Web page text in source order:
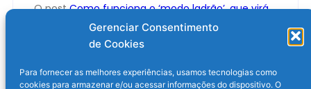
Gerenciar Consentimento
de Cookies
Para fornecer as melhores experiências, usamos tecnologias como
cookies para armazenar e/ou acessar informações do dispositivo. O
O postComo funciona o ‘modo ladrão’, que virá
de fábrica em novos celulares Android no Brasil
apareceu primeiro em